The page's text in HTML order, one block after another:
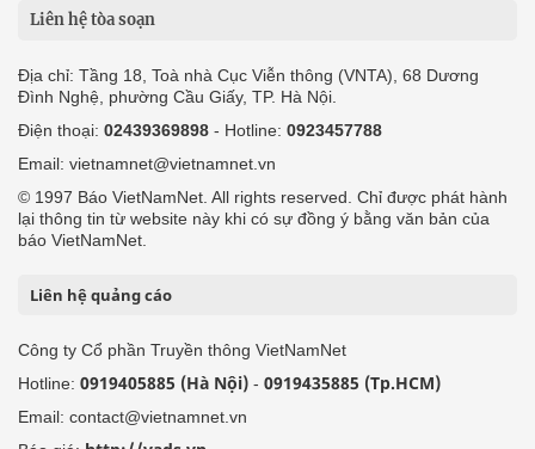
Liên hệ tòa soạn
Địa chỉ: Tầng 18, Toà nhà Cục Viễn thông (VNTA), 68 Dương
Đình Nghệ, phường Cầu Giấy, TP. Hà Nội.
Điện thoại: 02439369898 - Hotline: 0923457788
Email: vietnamnet@vietnamnet.vn
© 1997 Báo VietNamNet. All rights reserved. Chỉ được phát hành
lại thông tin từ website này khi có sự đồng ý bằng văn bản của
báo VietNamNet.
Liên hệ quảng cáo
Công ty Cổ phần Truyền thông VietNamNet
Hotline: 0919405885 (Hà Nội) - 0919435885 (Tp.HCM)
Email: contact@vietnamnet.vn